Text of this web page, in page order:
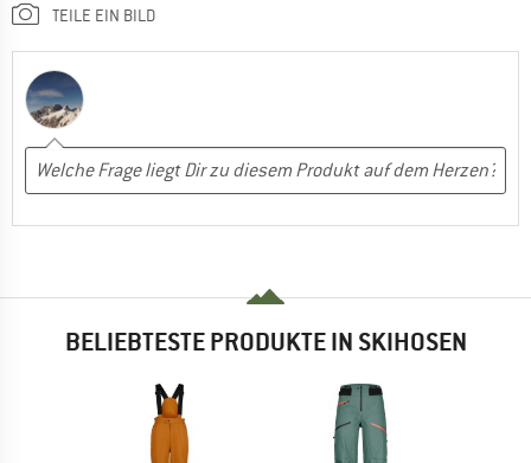
TEILE EIN BILD
BELIEBTESTE PRODUKTE IN SKIHOSEN